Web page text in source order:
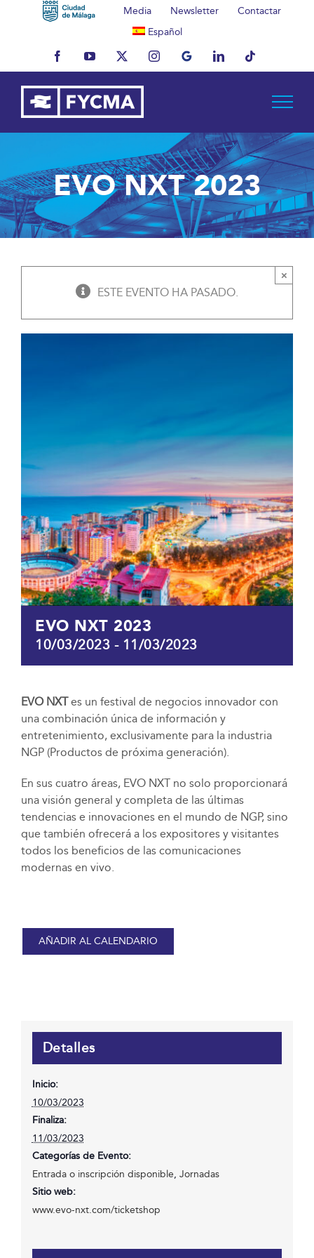
Media Newsletter
Contactar
Español
FacebookYouTubeX InstagramMyBusinessLinkedInTiktok
EVO NXT 2023
ESTE EVENTO HA PASADO.
×
EVO NXT 2023
10/03/2023 - 11/03/2023
EVO NXTes un festival de negocios innovador con
una combinación única de información y
entretenimiento, exclusivamente para la industria
NGP (Productos de próxima generación).
En sus cuatro áreas, EVO NXT no solo proporcionará
una visión general y completa de las últimas
tendencias e innovaciones en el mundo de NGP, sino
que también ofrecerá a los expositores y visitantes
todos los beneficios de las comunicaciones
modernas en vivo.
AÑADIR AL CALENDARIO
Detalles
Inicio:
10/03/2023
Finaliza:
11/03/2023
Categorías de Evento:
Entrada o inscripción disponible, Jornadas
Sitio web:
www.evo-nxt.com/ticketshop